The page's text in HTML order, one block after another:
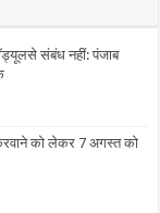
संबंध नहीं: पंजाब
को लेकर 7 अगस्त को